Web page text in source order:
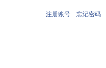
注册账号 忘记密码